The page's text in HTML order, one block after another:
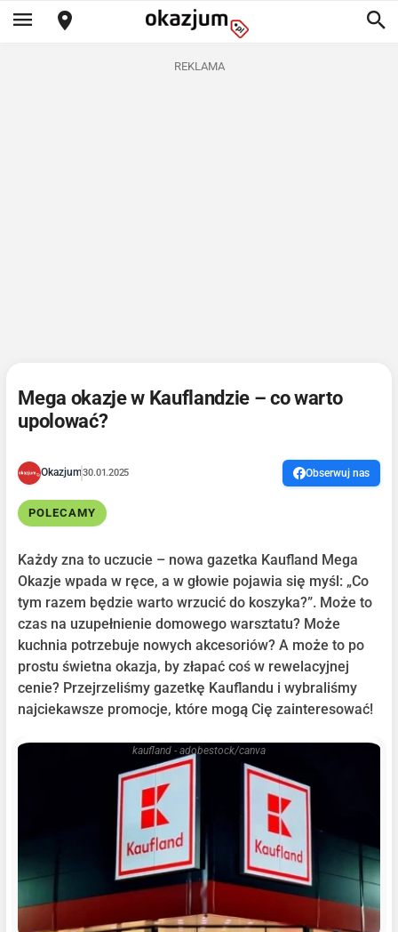
REKLAMA
Mega okazje w Kauflandzie – co warto
upolować?
Okazjum30.01.2025 Obserwuj nas
POLECAMY
Każdy zna to uczucie – nowa gazetka Kaufland Mega
Okazje wpada w ręce, a w głowie pojawia się myśl: „Co
tym razem będzie warto wrzucić do koszyka?”. Może to
czas na uzupełnienie domowego warsztatu? Może
kuchnia potrzebuje nowych akcesoriów? A może to po
prostu świetna okazja, by złapać coś w rewelacyjnej
cenie? Przejrzeliśmy gazetkę Kauflandu i wybraliśmy
najciekawsze promocje, które mogą Cię zainteresować!
kaufland - adobestock/canva